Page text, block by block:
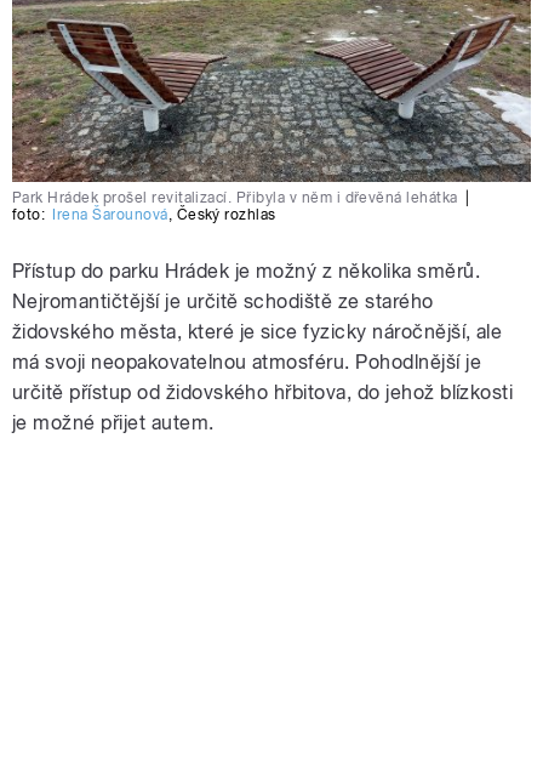
Park Hrádek prošel revitalizací. Přibyla v něm i dřevěná lehátka
foto:
Irena Šarounová, Český rozhlas
Přístup do parku Hrádek je možný z několika směrů.
Nejromantičtější je určitě schodiště ze starého
židovského města, které je sice fyzicky náročnější, ale
má svoji neopakovatelnou atmosféru. Pohodlnější je
určitě přístup od židovského hřbitova, do jehož blízkosti
je možné přijet autem.